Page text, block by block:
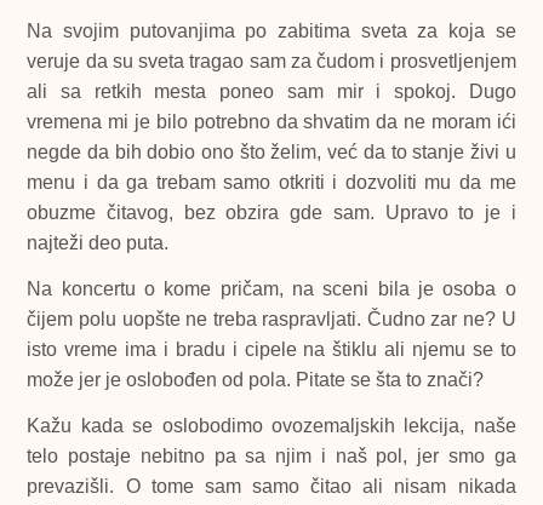
Na svojim putovanjima po zabitima sveta za koja se
veruje da su sveta tragao sam za čudom i prosvetljenjem
ali sa retkih mesta poneo sam mir i spokoj. Dugo
vremena mi je bilo potrebno da shvatim da ne moram ići
negde da bih dobio ono što želim, već da to stanje živi u
menu i da ga trebam samo otkriti i dozvoliti mu da me
obuzme čitavog, bez obzira gde sam. Upravo to je i
najteži deo puta.
Na koncertu o kome pričam, na sceni bila je osoba o
čijem polu uopšte ne treba raspravljati. Čudno zar ne? U
isto vreme ima i bradu i cipele na štiklu ali njemu se to
može jer je oslobođen od pola. Pitate se šta to znači?
Kažu kada se oslobodimo ovozemaljskih lekcija, naše
telo postaje nebitno pa sa njim i naš pol, jer smo ga
prevazišli. O tome sam samo čitao ali nisam nikada